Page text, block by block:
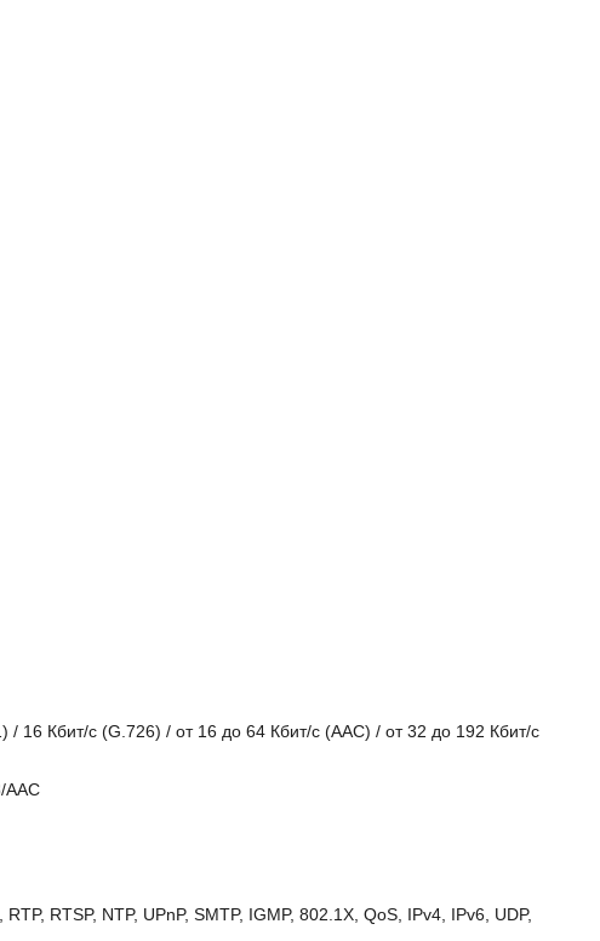
16 Кбит/с (G.726) / от 16 до 64 Кбит/с (AAC) / от 32 до 192 Кбит/с
AAC
RTSP, NTP, UPnP, SMTP, IGMP, 802.1X, QoS, IPv4, IPv6, UDP,